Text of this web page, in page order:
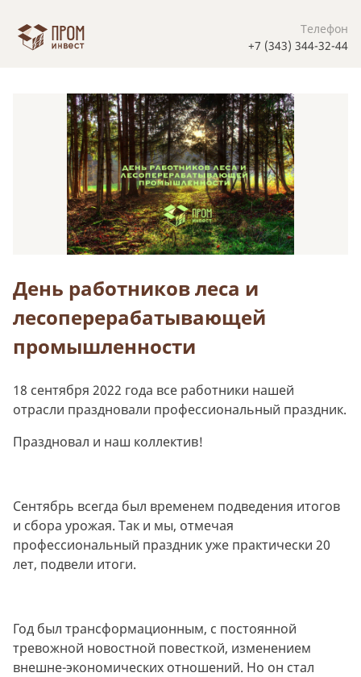
Телефон
+7 (343) 344-32-44
День работников леса и
лесоперерабатывающей
промышленности
18 сентября 2022 года все работники нашей
отрасли праздновали профессиональный праздник.
Праздновал и наш коллектив!
Сентябрь всегда был временем подведения итогов
и сбора урожая. Так и мы, отмечая
профессиональный праздник уже практически 20
лет, подвели итоги.
Год был трансформационным, с постоянной
тревожной новостной повесткой, изменением
внешне-экономических отношений. Но он стал